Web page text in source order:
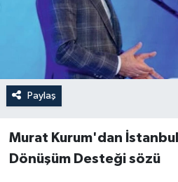
Paylaş
Murat Kurum'dan
Dönüşüm Desteği sözü